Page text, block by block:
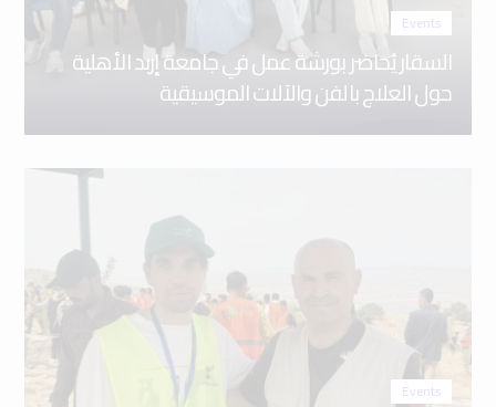
Events
السقار يُحاضر بورشة عمل في جامعة إربد الأهلية
حول العلاج بالفن والآلات الموسيقية
Events